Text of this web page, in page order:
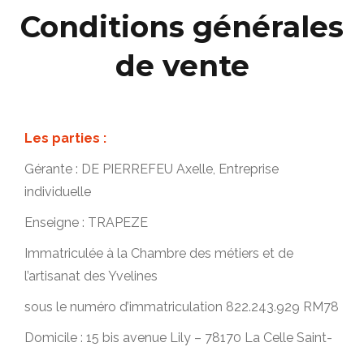
Conditions générales
de vente
Les parties :
Gérante : DE PIERREFEU Axelle, Entreprise
individuelle
Enseigne : TRAPEZE
Immatriculée à la Chambre des métiers et de
l’artisanat des Yvelines
sous le numéro d’immatriculation 822.243.929 RM78
Domicile : 15 bis avenue Lily – 78170 La Celle Saint-